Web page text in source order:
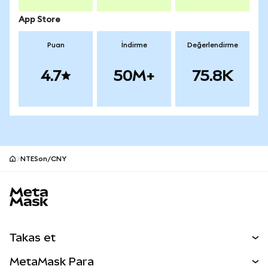
App Store
Puan
4.7
İndirme
50M+
Değerlendirme
75.8K
NTESon/CNY
Takas et
MetaMask Para